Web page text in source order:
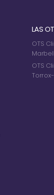
LAS
OTS
OTS